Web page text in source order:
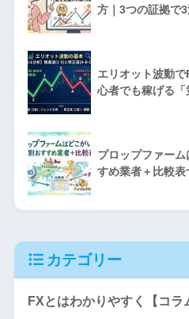
方｜3つの証拠で
エリオット波動
心者でも稼げる
プロップファー
すめ業者＋比較表
カテゴリー
FXとはわかりやすく【コラ